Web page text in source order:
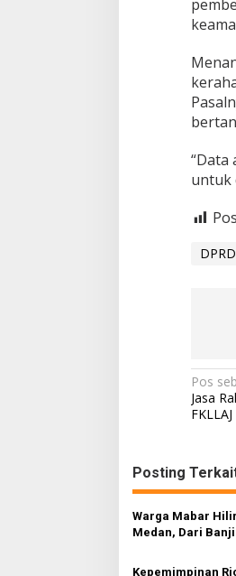
“Data
untuk
N
a
i
g
a
s
i
Pos
Jasa
Posting
Warga Mabar
Medan, Dari
Kepemimpinan